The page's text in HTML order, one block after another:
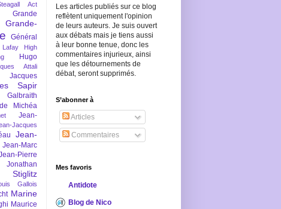
Act
Grande
Grande-
Général
High
Hugo
Attali
Jacques
Sapir
Michéa
Jean-
Jacques
Jean-
Jean-Marc
Pierre
Jonathan
Stiglitz
Gallois
Marine
Maurice
Les articles publiés sur ce blog
reflètent uniquement l'opinion
de leurs auteurs. Je suis ouvert
aux débats mais je tiens aussi
à leur bonne tenue, donc les
commentaires injurieux, ainsi
que les détournements de
débat, seront supprimés.
S’abonner à
Articles
Commentaires
Mes favoris
Antidote
Blog de Nico